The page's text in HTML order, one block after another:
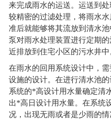
来完成雨水的运送。运送到
较精密的过滤处理，将雨水
准后就能够将其流放到清水
泵对雨水处理装置进行定期
近排放到住宅小区的污水井中
在雨水的回用系统设计中，
设施的设计。在进行清水池
系统的*高设计用水量确定清
出*高日设计用水量。在系统
况，出现无雨或者是少雨的